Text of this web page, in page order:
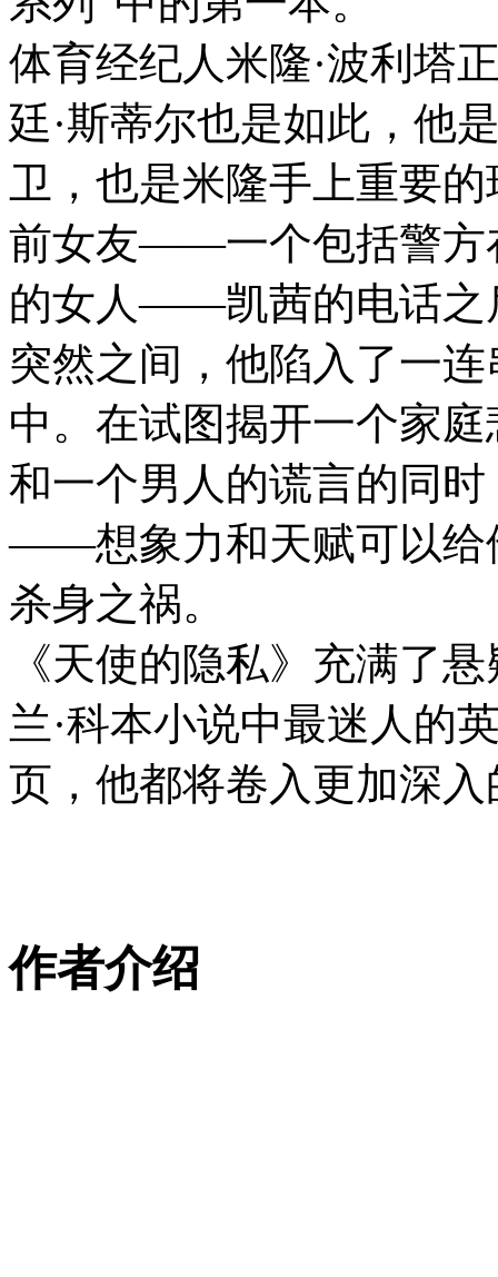
体育经纪人米隆·波利塔
廷·斯蒂尔也是如此，他
卫，也是米隆手上重要
前女友——一个包括警方
的女人——凯茜的电话之
突然之间，他陷入了一
中。在试图揭开一个家
和一个男人的谎言的同
——想象力和天赋可以给
杀身之祸。
《天使的隐私》充满了
兰·科本小说中最迷人的
页，他都将卷入更加深
作者介绍